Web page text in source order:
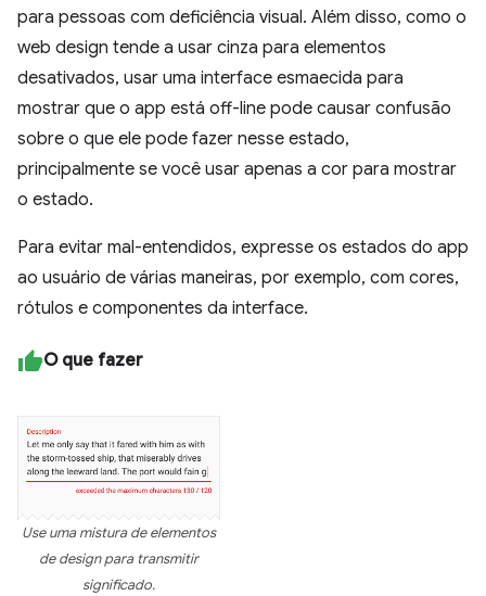
para pessoas com deficiência visual. Além disso, como o
web design tende a usar cinza para elementos
desativados, usar uma interface esmaecida para
mostrar que o app está off-line pode causar confusão
sobre o que ele pode fazer nesse estado,
principalmente se você usar apenas a cor para mostrar
o estado.
Para evitar mal-entendidos, expresse os estados do app
ao usuário de várias maneiras, por exemplo, com cores,
rótulos e componentes da interface.
O que fazer
Use uma mistura de elementos
de design para transmitir
significado.